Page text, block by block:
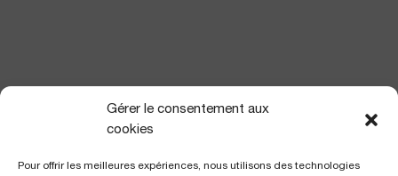
Gérer le consentement aux
cookies
Pour offrir les meilleures expériences, nous utilisons des technologies
NOUS TROUVER